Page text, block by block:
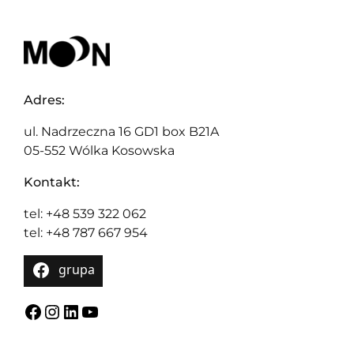
Adres:
ul. Nadrzeczna 16 GD1 box B21A
05-552 Wólka Kosowska
Kontakt:
tel: +48 539 322 062
tel: +48 787 667 954
grupa
Facebook
Instagram
LinkedIn
YouTube